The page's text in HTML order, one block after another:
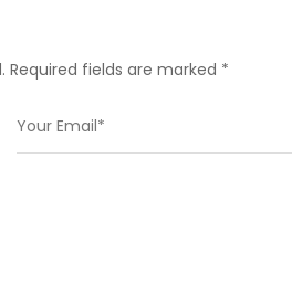
Required fields are marked *